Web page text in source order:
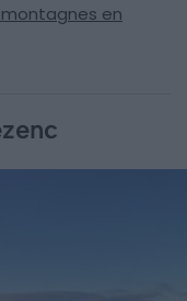
montagnes en